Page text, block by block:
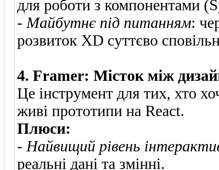
для роботи з компонентами
- Майбутнє під питанням:
розвиток XD суттєво
4. Framer: Місток між
Це інструмент для тих, хто
живі прототипи на React.
Плюси:
- Найвищий рівень
реальні дані та змінні.